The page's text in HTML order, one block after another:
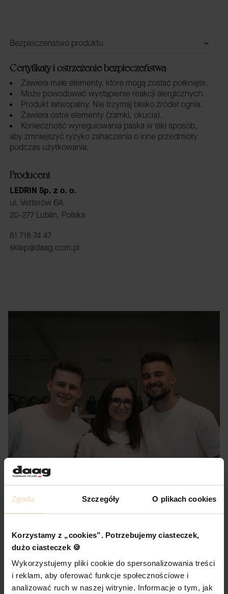
Zgoda Szczegóły O plikach cookies
Korzystamy z „cookies”. Potrzebujemy ciasteczek,
dużo ciasteczek 🍪
Wykorzystujemy pliki cookie do spersonalizowania treści
i reklam, aby oferować funkcje społecznościowe i
analizować ruch w naszej witrynie. Informacje o tym, jak
Bezpieczeństwo produktu
Certyfikaty i ostrzeżenie bezpieczeństwa
Zawiera małe elementy, które mogą zostać połknięte.
Może powodować wystąpienie reakcji alergicznych.
Produkt łatwopalny. Nie trzymaj blisko źródeł ognia.
Zawiera ostre elementy (zamki, okucia).
Konieczność wyregulowania paska w taki sposób,
aby zmniejszyć ryzyko zahaczenia o inne przedmioty
podczas użytkowania.
Producent
LEDRIN Sp. z o. o.
ul. Vetterów 6A
20-277 Lublin, Polska
81 718 74 47
sklep@daag.com.pl